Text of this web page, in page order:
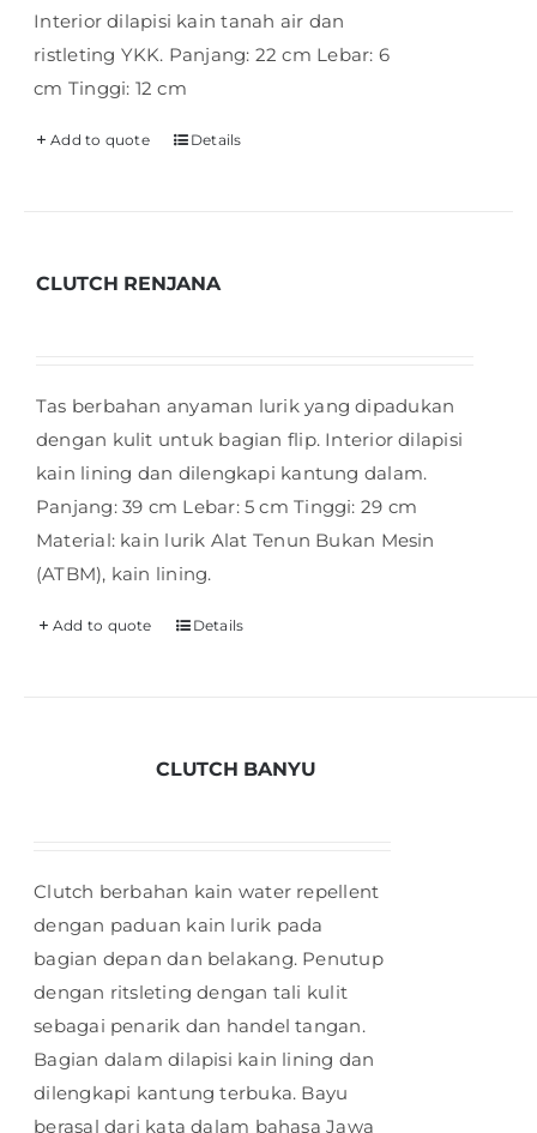
Interior dilapisi kain tanah air dan
ristleting YKK. Panjang: 22 cm Lebar: 6
cm Tinggi: 12 cm
Add to quote Details
CLUTCH RENJANA
Tas berbahan anyaman lurik yang dipadukan
dengan kulit untuk bagian flip. Interior dilapisi
kain lining dan dilengkapi kantung dalam.
Panjang: 39 cm Lebar: 5 cm Tinggi: 29 cm
Material: kain lurik Alat Tenun Bukan Mesin
(ATBM), kain lining.
Add to quote Details
CLUTCH BANYU
Clutch berbahan kain water repellent
dengan paduan kain lurik pada
bagian depan dan belakang. Penutup
dengan ritsleting dengan tali kulit
sebagai penarik dan handel tangan.
Bagian dalam dilapisi kain lining dan
dilengkapi kantung terbuka. Bayu
berasal dari kata dalam bahasa Jawa